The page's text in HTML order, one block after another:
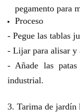
pegamento para
Proceso
- Pegue las tablas
- Lijar para alisar y
- Añade las
industrial.
3. Tarima de jardín